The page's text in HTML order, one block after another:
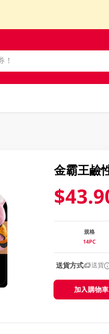
金霸王鹼
規格
14PC
送貨方式 送貨
加入購物車